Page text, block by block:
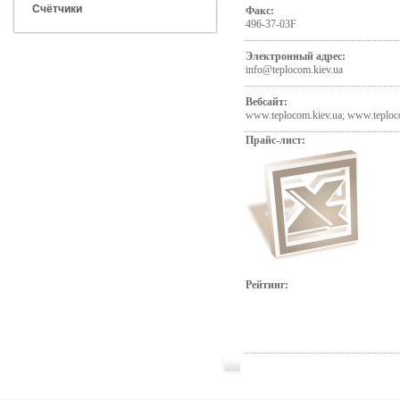
Счётчики
Факс:
496-37-03F
Электронный адрес:
info@teplocom.kiev.ua
Вебсайт:
www.teplocom.kiev.ua;
Прайс-лист:
Рейтинг: